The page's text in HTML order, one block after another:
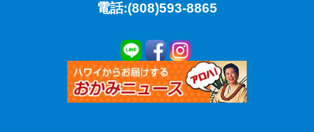
電話:(808)593-8865